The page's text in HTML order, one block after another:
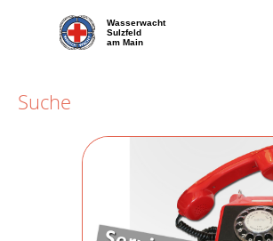
Wasserwacht
Sulzfeld
am Main
Suche